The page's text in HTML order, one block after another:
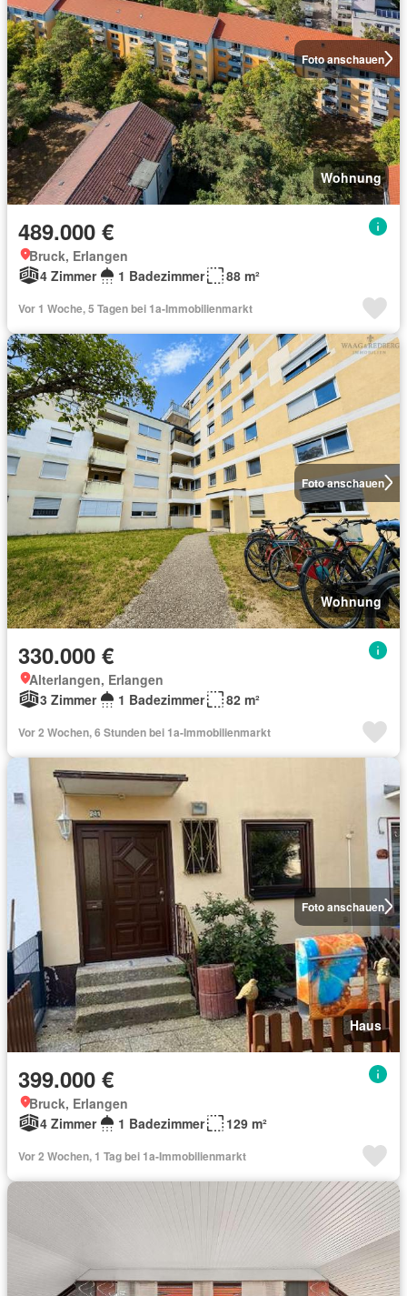
Foto anschauen
Wohnung
489.000 €
Bruck, Erlangen
4 Zimmer
1 Badezimmer 88 m²
Vor 1 Woche, 5 Tagen bei 1a-Immobilienmarkt
Foto anschauen
Wohnung
330.000 €
Alterlangen, Erlangen
3 Zimmer
1 Badezimmer 82 m²
Vor 2 Wochen, 6 Stunden bei 1a-Immobilienmarkt
Foto anschauen
Haus
399.000 €
Bruck, Erlangen
4 Zimmer
1 Badezimmer 129 m²
Vor 2 Wochen, 1 Tag bei 1a-Immobilienmarkt